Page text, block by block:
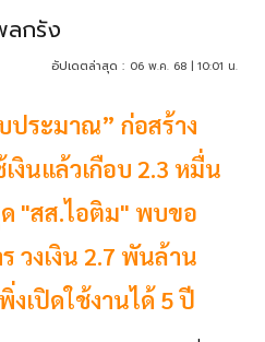
ลกรัง
อัปเดตล่าสุด : 06 พ.ค. 68 | 10:01 น.
ประมาณ” ก่อสร้าง
งินแล้วเกือบ 2.3 หมื่น
"สส.ไอติม" พบขอ
วงเงิน 2.7 พันล้าน
งเปิดใช้งานได้ 5 ปี